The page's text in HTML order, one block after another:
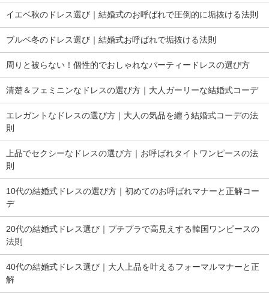
イエベ秋のドレス選び｜結婚式のお呼ばれで圧倒的に垢抜ける法則
ブルベ冬のドレス選び｜結婚式お呼ばれで垢抜ける法則
周りと被らない！個性的でおしゃれなパーティードレスの選び方
清楚＆フェミニンなドレスの選び方｜大人ガーリーな結婚式コーデ
エレガントなドレスの選び方｜大人の気品を纏う結婚式コーデの法
則
上品でセクシーなドレスの選び方｜お呼ばれタイトワンピースの法
則
10代の結婚式ドレスの選び方｜初めてのお呼ばれマナーと正解コー
デ
20代の結婚式ドレス選び｜プチプラで高見えする韓国ワンピースの
法則
40代の結婚式ドレス選び｜大人上品を叶えるフォーマルマナーと正
解